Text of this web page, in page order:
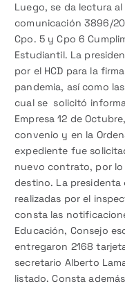
Luego, se da lectura
comunicación 3896/
Cpo. 5 y Cpo 6
Estudiantil. La
por el HCD para la
pandemia, así como
cual se solicitó
Empresa 12 de
convenio y en la
expediente fue
nuevo contrato, por lo
destino. La
realizadas por el
consta las
Educación, Consejo
entregaron 2168
secretario Alberto
listado. Consta